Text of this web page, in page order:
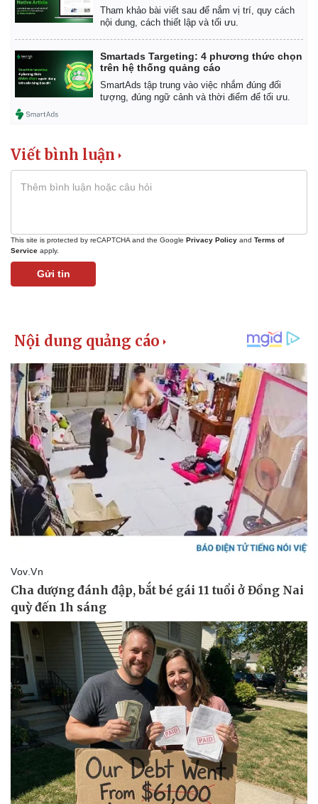
Tham khảo bài viết sau để nắm vị trí, quy cách
nội dung, cách thiết lập và tối ưu.
Smartads Targeting: 4 phương thức chọn
trên hệ thống quảng cáo
SmartAds tập trung vào việc nhắm đúng đối
tượng, đúng ngữ cảnh và thời điểm để tối ưu.
Viết bình luận
This site is protected by reCAPTCHA and the Google Privacy Policy and Terms of
Service apply.
Gửi tin